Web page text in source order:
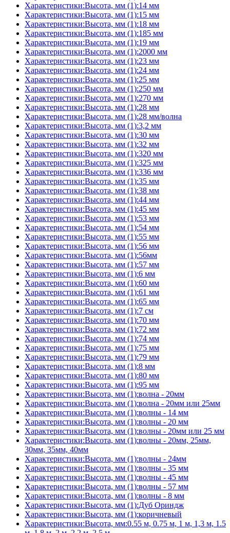
Характеристики:Высота, мм (1):14 мм
Характеристики:Высота, мм (1):15 мм
Характеристики:Высота, мм (1):18 мм
Характеристики:Высота, мм (1):185 мм
Характеристики:Высота, мм (1):19 мм
Характеристики:Высота, мм (1):2000 мм
Характеристики:Высота, мм (1):23 мм
Характеристики:Высота, мм (1):24 мм
Характеристики:Высота, мм (1):25 мм
Характеристики:Высота, мм (1):250 мм
Характеристики:Высота, мм (1):270 мм
Характеристики:Высота, мм (1):28 мм
Характеристики:Высота, мм (1):28 мм/волна
Характеристики:Высота, мм (1):3,2 мм
Характеристики:Высота, мм (1):30 мм
Характеристики:Высота, мм (1):32 мм
Характеристики:Высота, мм (1):320 мм
Характеристики:Высота, мм (1):325 мм
Характеристики:Высота, мм (1):336 мм
Характеристики:Высота, мм (1):35 мм
Характеристики:Высота, мм (1):38 мм
Характеристики:Высота, мм (1):44 мм
Характеристики:Высота, мм (1):45 мм
Характеристики:Высота, мм (1):53 мм
Характеристики:Высота, мм (1):54 мм
Характеристики:Высота, мм (1):55 мм
Характеристики:Высота, мм (1):56 мм
Характеристики:Высота, мм (1):56мм
Характеристики:Высота, мм (1):57 мм
Характеристики:Высота, мм (1):6 мм
Характеристики:Высота, мм (1):60 мм
Характеристики:Высота, мм (1):61 мм
Характеристики:Высота, мм (1):65 мм
Характеристики:Высота, мм (1):7 см
Характеристики:Высота, мм (1):70 мм
Характеристики:Высота, мм (1):72 мм
Характеристики:Высота, мм (1):74 мм
Характеристики:Высота, мм (1):75 мм
Характеристики:Высота, мм (1):79 мм
Характеристики:Высота, мм (1):8 мм
Характеристики:Высота, мм (1):80 мм
Характеристики:Высота, мм (1):95 мм
Характеристики:Высота, мм (1):волна - 20мм
Характеристики:Высота, мм (1):волна - 20мм или 25мм
Характеристики:Высота, мм (1):волны - 14 мм
Характеристики:Высота, мм (1):волны - 20 мм
Характеристики:Высота, мм (1):волны - 20мм или 25 мм
Характеристики:Высота, мм (1):волны - 20мм, 25мм,
30мм, 35мм, 40мм
Характеристики:Высота, мм (1):волны - 24мм
Характеристики:Высота, мм (1):волны - 35 мм
Характеристики:Высота, мм (1):волны - 45 мм
Характеристики:Высота, мм (1):волны - 57 мм
Характеристики:Высота, мм (1):волны - 8 мм
Характеристики:Высота, мм (1):Дуб Ориндж
Характеристики:Высота, мм (1):коричневый
Характеристики:Высота, мм:0.55 м, 0.75 м, 1 м, 1,3 м, 1.5